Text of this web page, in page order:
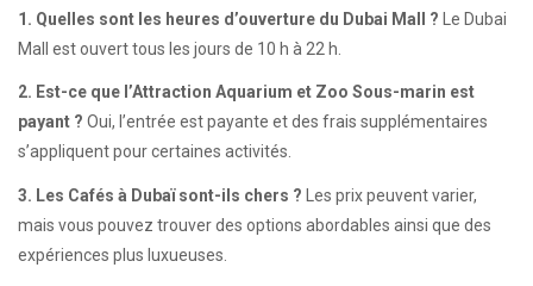
1. Quelles sont les heures d’ouverture du Dubai Mall ? Le Dubai
Mall est ouvert tous les jours de 10 h à 22 h.
2. Est-ce que l’Attraction Aquarium et Zoo Sous-marin est
payant ? Oui, l’entrée est payante et des frais supplémentaires
s’appliquent pour certaines activités.
3. Les Cafés à Dubaï sont-ils chers ? Les prix peuvent varier,
mais vous pouvez trouver des options abordables ainsi que des
expériences plus luxueuses.